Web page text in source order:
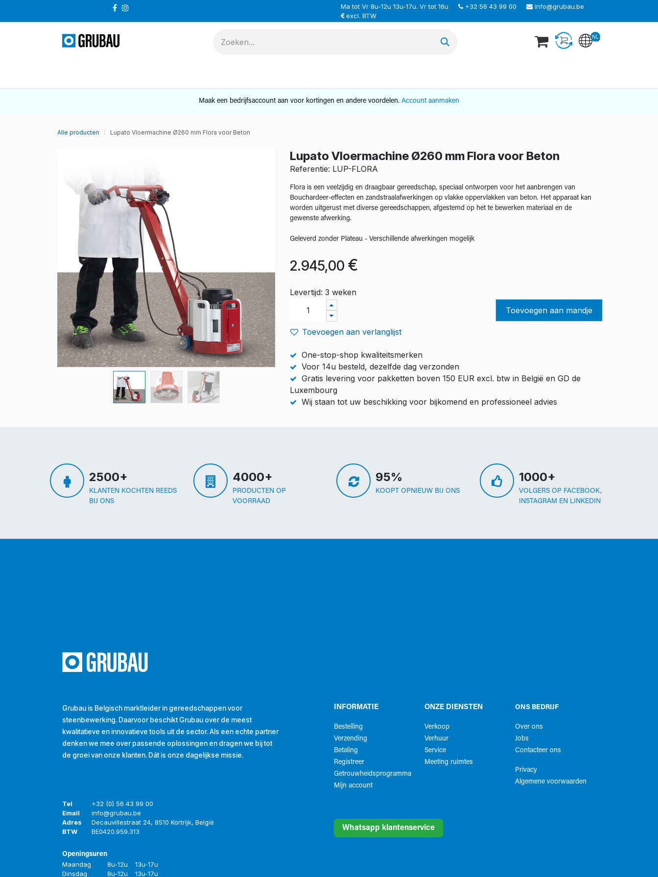
Ma tot Vr 8u-12u 13u-17u. Vr tot 16u +32 56 43 99 00
info@grubau.be
excl. BTW
NL
Maak een bedrijfsaccount aan voor kortingen en andere voordelen. Account aanmaken
Alle producten Lupato Vloermachine Ø260 mm Flora voor Beton
Lupato Vloermachine Ø260 mm Flora voor Beton
Referentie: LUP-FLORA
Flora is een veelzijdig en draagbaar gereedschap, speciaal ontworpen voor het aanbrengen van
Bouchardeer-effecten en zandstraalafwerkingen op vlakke oppervlakken van beton. Het apparaat kan
worden uitgerust met diverse gereedschappen, afgestemd op het te bewerken materiaal en de
gewenste afwerking.
Geleverd zonder Plateau - Verschillende afwerkingen mogelijk
2.945,00 €
Levertijd: 3 weken
Toevoegen aan mandje
Toevoegen aan verlanglijst
One-stop-shop kwaliteitsmerken
Voor 14u besteld, dezelfde dag verzonden
Gratis levering voor pakketten boven 150 EUR excl. btw in België en GD de
Luxembourg
Wij staan tot uw beschikking voor bijkomend en professioneel advies
2500+
KLANTEN KOCHTEN REEDS
BIJ ONS
4000+
PRODUCTEN OP
VOORRAAD
95%
KOOPT OPNIEUW BIJ ONS
1000+
VOLGERS OP FACEBOOK,
INSTAGRAM EN LINKEDIN
INFORMATIE
Bestelling
Verzending
Betaling
Registreer
Getrouwheidsprogramma
Mijn account
ONZE DIENSTEN
Verkoop
Verhuur
Service
Meeting ruimtes
ONS BEDRIJF
Over ons
Jobs
Contacteer ons
Privacy
Algemene voorwaarden​
Whatsapp klantenservice
Grubau is Belgisch marktleider in gereedschappen voor
steenbewerking. Daarvoor beschikt Grubau over de meest
kwalitatieve en innovatieve tools uit de sector. Als een echte partner
denken we mee over passende oplossingen en dragen we bij tot
de groei van onze klanten. Dát is onze dagelijkse missie.
Tel
+32 (0) 56 43 99 00
Email
info@grubau.be
Adres
Decauvillestraat 24, 8510 Kortrijk, België
BTW
BE0420.959.313
Openingsuren
Maandag 8u-12u
13u-17u
Dinsdag
8u-12u 13u-17u